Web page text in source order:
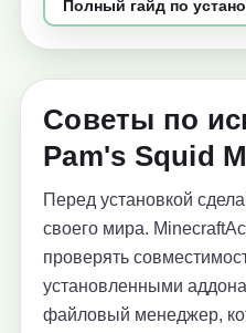
Полный гайд по
Советы по
Pam's Squid
Перед установкой
своего мира.
проверять
установленными
файловый менеджер,